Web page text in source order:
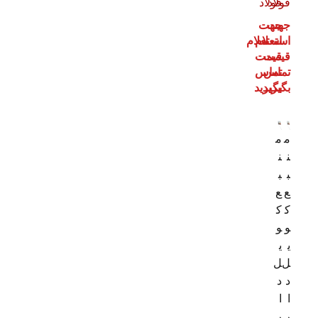
فولاد
جهت
استعلام
قیمت
تماس
بگیرید
فولاد
جهت
استعلام
قیمت
تماس
بگیرید
م
ن
ب
ع
ک
و
ی
ل
د
م
ن
ب
ع
ک
و
ی
ل‌
د